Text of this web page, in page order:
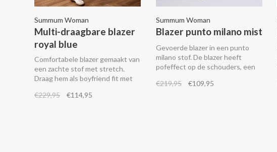
Summum Woman
Multi-draagbare blazer
royal blue
Comfortabele blazer gemaakt van
een zachte stof met stretch.
Draag hem als boyfriend fit met
getailleerde fit met de tweede
€229,95 €114,95
Summum Woman
Blazer punto milano mist
Gevoerde blazer in een punto
milano stof. De blazer heeft
pofeffect op de schouders, een
paspelzakken met een klep aan
€219,95 €109,95